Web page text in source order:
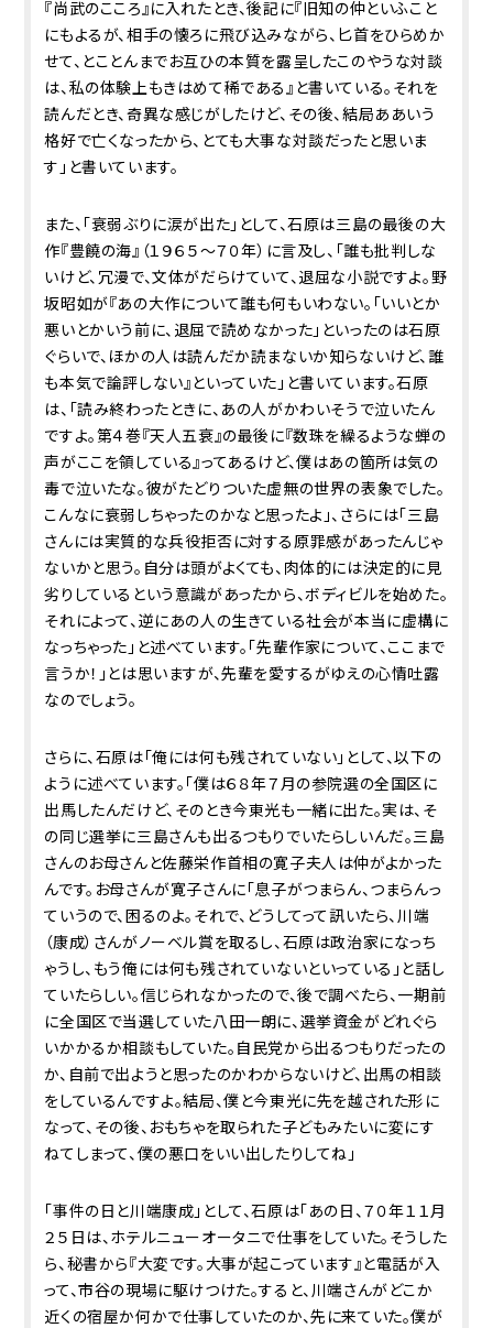
『尚武のこころ』に入れたとき、後記に『旧知の仲といふこと
にもよるが、相手の懐ろに飛び込みながら、匕首をひらめか
せて、とことんまでお互ひの本質を露呈したこのやうな対談
は、私の体験上もきはめて稀である』と書いている。それを
読んだとき、奇異な感じがしたけど、その後、結局ああいう
格好で亡くなったから、とても大事な対談だったと思いま
す」と書いています。
また、「衰弱ぶりに涙が出た」として、石原は三島の最後の大
作『豊饒の海』（１９６５～７０年）に言及し、「誰も批判しな
いけど、冗漫で、文体がだらけていて、退屈な小説ですよ。野
坂昭如が『あの大作について誰も何もいわない。「いいとか
悪いとかいう前に、退屈で読めなかった」といったのは石原
ぐらいで、ほかの人は読んだか読まないか知らないけど、誰
も本気で論評しない』といっていた」と書いています。石原
は、「読み終わったときに、あの人がかわいそうで泣いたん
ですよ。第４巻『天人五衰』の最後に『数珠を繰るような蝉の
声がここを領している』ってあるけど、僕はあの箇所は気の
毒で泣いたな。彼がたどりついた虚無の世界の表象でした。
こんなに衰弱しちゃったのかなと思ったよ」、さらには「三島
さんには実質的な兵役拒否に対する原罪感があったんじゃ
ないかと思う。自分は頭がよくても、肉体的には決定的に見
劣りしているという意識があったから、ボディビルを始めた。
それによって、逆にあの人の生きている社会が本当に虚構に
なっちゃった」と述べています。「先輩作家について、ここまで
言うか！」とは思いますが、先輩を愛するがゆえの心情吐露
なのでしょう。
さらに、石原は「俺には何も残されていない」として、以下の
ように述べています。「僕は６８年７月の参院選の全国区に
出馬したんだけど、そのとき今東光も一緒に出た。実は、そ
の同じ選挙に三島さんも出るつもりでいたらしいんだ。三島
さんのお母さんと佐藤栄作首相の寛子夫人は仲がよかった
んです。お母さんが寛子さんに「息子がつまらん、つまらんっ
ていうので、困るのよ。それで、どうしてって訊いたら、川端
（康成）さんがノーベル賞を取るし、石原は政治家になっち
ゃうし、もう俺には何も残されていないといっている」と話し
ていたらしい。信じられなかったので、後で調べたら、一期前
に全国区で当選していた八田一朗に、選挙資金がどれぐら
いかかるか相談もしていた。自民党から出るつもりだったの
か、自前で出ようと思ったのかわからないけど、出馬の相談
をしているんですよ。結局、僕と今東光に先を越された形に
なって、その後、おもちゃを取られた子どもみたいに変にす
ねてしまって、僕の悪口をいい出したりしてね」
「事件の日と川端康成」として、石原は「あの日、７０年１１月
２５日は、ホテルニューオータニで仕事をしていた。そうした
ら、秘書から『大変です。大事が起こっています』と電話が入
って、市谷の現場に駆けつけた。すると、川端さんがどこか
近くの宿屋か何かで仕事していたのか、先に来ていた。僕が